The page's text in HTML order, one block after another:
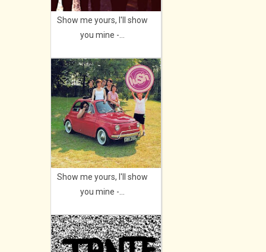
Show me yours, I'll show
you mine -...
Show me yours, I'll show
you mine -...